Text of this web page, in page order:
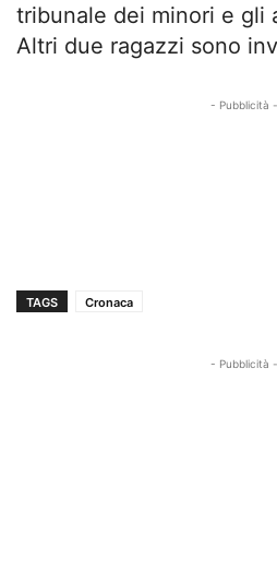
tribunale dei minori e gli
Altri due ragazzi sono
- Pubblicità -
TAGS Cronaca
- Pubblicità -